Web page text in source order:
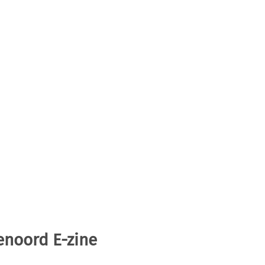
E-zine